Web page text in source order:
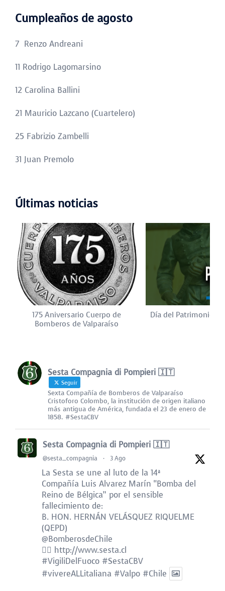
Cumpleaños de agosto
7 Renzo Andreani
11 Rodrigo Lagomarsino
12 Carolina Ballini
21 Mauricio Lazcano (Cuartelero)
25 Fabrizio Zambelli
31 Juan Premolo
Últimas noticias
175 Aniversario Cuerpo de
Bomberos de Valparaíso
Día del Patrimonio
Sesta Compagnia di Pompieri 🇮🇹
Seguir
Sexta Compañía de Bomberos de Valparaíso
Cristoforo Colombo, la institución de origen italiano
más antigua de América, fundada el 23 de enero de
1858. #SestaCBV
Sesta Compagnia di Pompieri 🇮🇹
@sesta_compagnia · 3 Ago
La Sesta se une al luto de la 14ª
Compañía Luis Alvarez Marín “Bomba del
Reino de Bélgica” por el sensible
fallecimiento de:
B. HON. HERNÁN VELÁSQUEZ RIQUELME
(QEPD)
@BomberosdeChile
👉🏻 http://www.sesta.cl
#VigiliDelFuoco #SestaCBV
#vivereALLitaliana #Valpo #Chile